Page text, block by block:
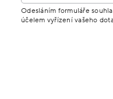
Odesláním formuláře
účelem vyřízení vašeho